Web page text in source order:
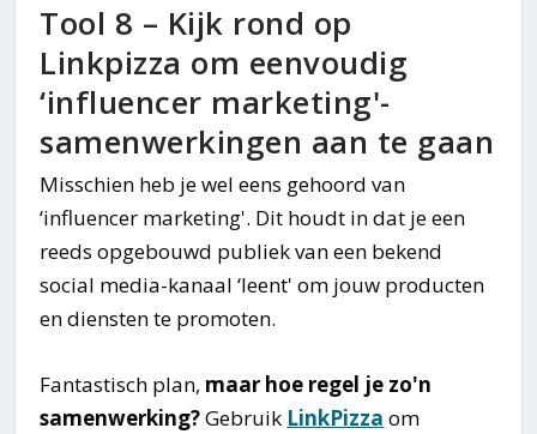
Tool 8 – Kijk rond op
Linkpizza om eenvoudig
‘influencer marketing'-
samenwerkingen aan te gaan
Misschien heb je wel eens gehoord van
‘influencer marketing'. Dit houdt in dat je een
reeds opgebouwd publiek van een bekend
social media-kanaal ‘leent' om jouw producten
en diensten te promoten.
Fantastisch plan, maar hoe regel je zo'n
samenwerking?Gebruik LinkPizza om